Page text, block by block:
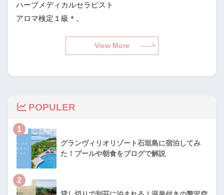
ハーブメディカルセラピスト
アロマ検定１級＊。
View More
POPULER
1
グランヴィリオリゾート石垣島に宿泊してみ
た！プールや朝食をブログで解説
2